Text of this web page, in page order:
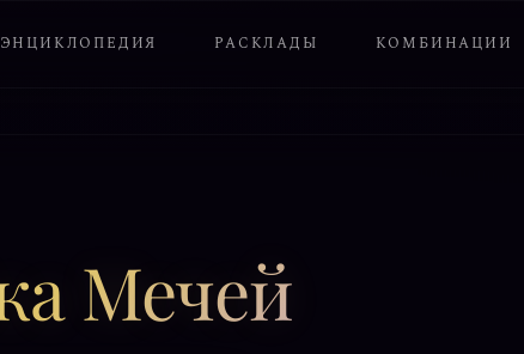
ЭНЦИКЛОПЕДИЯ РАСКЛАДЫ КОМБИНАЦИИ
Мечей